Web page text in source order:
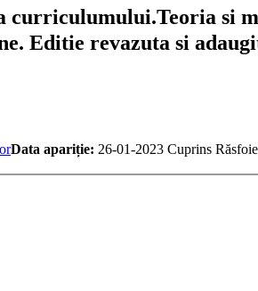
curriculumului.Teoria si
Editie revazuta si
Data apariție: 26-01-2023 Cuprins